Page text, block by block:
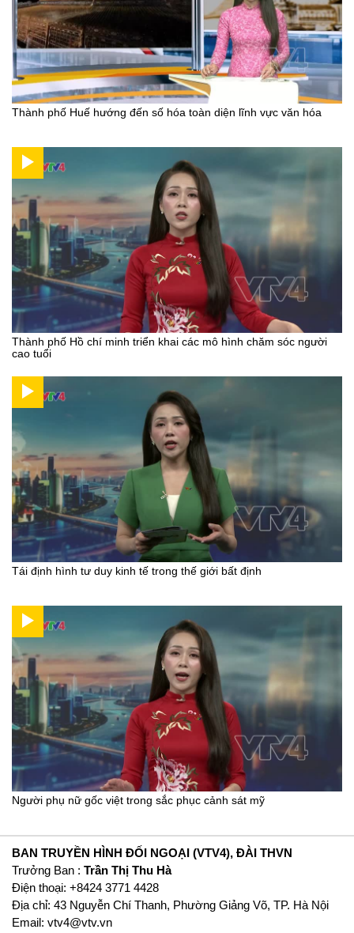
Thành phố Huế hướng đến số hóa toàn diện lĩnh vực văn hóa
Thành phố Hồ chí minh triển khai các mô hình chăm sóc người
cao tuổi
Tái định hình tư duy kinh tế trong thế giới bất định
Người phụ nữ gốc việt trong sắc phục cảnh sát mỹ
BAN TRUYỀN HÌNH ĐỐI NGOẠI (VTV4), ĐÀI THVN
Trưởng Ban : Trần Thị Thu Hà
Ðiện thoại: +8424 3771 4428
Địa chỉ: 43 Nguyễn Chí Thanh, Phường Giảng Võ, TP. Hà Nội
Email: vtv4@vtv.vn